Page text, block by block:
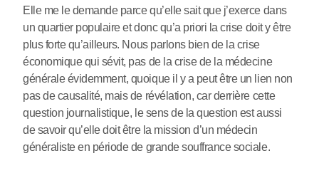
Elle me le demande parce qu’elle sait que j’exerce dans
un quartier populaire et donc qu’a priori la crise doit y être
plus forte qu’ailleurs. Nous parlons bien de la crise
économique qui sévit, pas de la crise de la médecine
générale évidemment, quoique il y a peut être un lien non
pas de causalité, mais de révélation, car derrière cette
question journalistique, le sens de la question est aussi
de savoir qu’elle doit être la mission d’un médecin
généraliste en période de grande souffrance sociale.